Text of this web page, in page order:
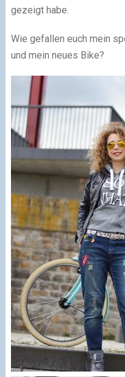
gezeigt habe.
Wie gefallen euch mein
und mein neues Bike?